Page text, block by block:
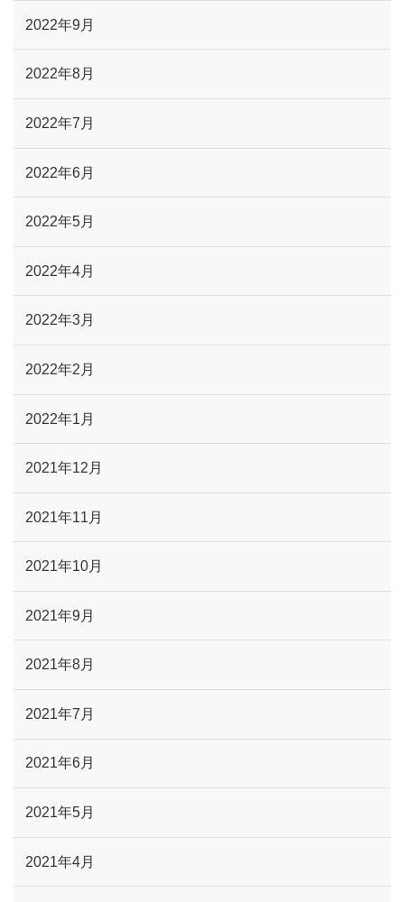
2022年9月
2022年8月
2022年7月
2022年6月
2022年5月
2022年4月
2022年3月
2022年2月
2022年1月
2021年12月
2021年11月
2021年10月
2021年9月
2021年8月
2021年7月
2021年6月
2021年5月
2021年4月